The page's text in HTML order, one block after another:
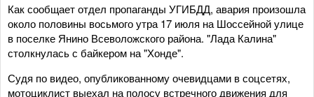
Как сообщает отдел пропаганды УГИБДД, авария произошла
около половины восьмого утра 17 июля на Шоссейной улице
в поселке Янино Всеволожского района. "Лада Калина"
столкнулась с байкером на "Хонде".
Судя по видео, опубликованному очевидцами в соцсетях,
мотоциклист выехал на полосу встречного движения для